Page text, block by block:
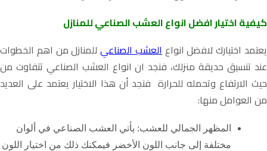
كيفية اختيار افضل انواع العشب الصناعي للمنازل
يعتمد اختيارك لافضل انواعالعشب الصناعيللمنازل من اهم الخطوات
عند تنسيق حديقة منزلك، فنجد ان انواع العشب الصناعي تتفاوت من
حيث الارتفاع وتحمله للحرارة فنجد أن هذا الاختيار يعتمد على العديد
من العوامل منها:
المظهر الجمالي للعشب: يأتي العشب الصناعي في ألوان
مختلفة إلى جانب اللون الأخضر فيمكنك ذلك من اختيار اللون